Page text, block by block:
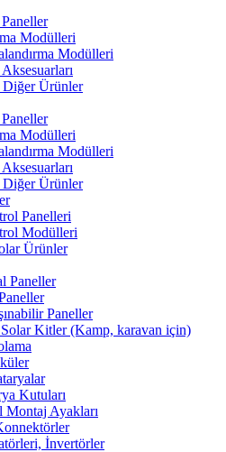
Paneller
Modülleri
Modülleri
Diğer Ürünler
Paneller
Modülleri
Modülleri
Diğer Ürünler
Panelleri
Modülleri
Ürünler
Paneller
Paneller
Solar Kitler (Kamp, karavan için)
Kutuları
Montaj Ayakları
İnvertörler